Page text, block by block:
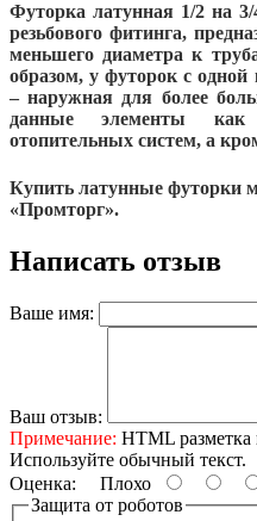
Футорка латунная 1/2 на
резьбового фитинга,
меньшего диаметра к
образом, у футорок с
– наружная для более
данные элементы
отопительных систем, а
Купить латунные футорки
«Промторг».
Написать отзыв
Ваше имя:
Ваш отзыв:
Примечание: HTML разметка
Используйте обычный текст.
Оценка: Плохо
Защита от роботов